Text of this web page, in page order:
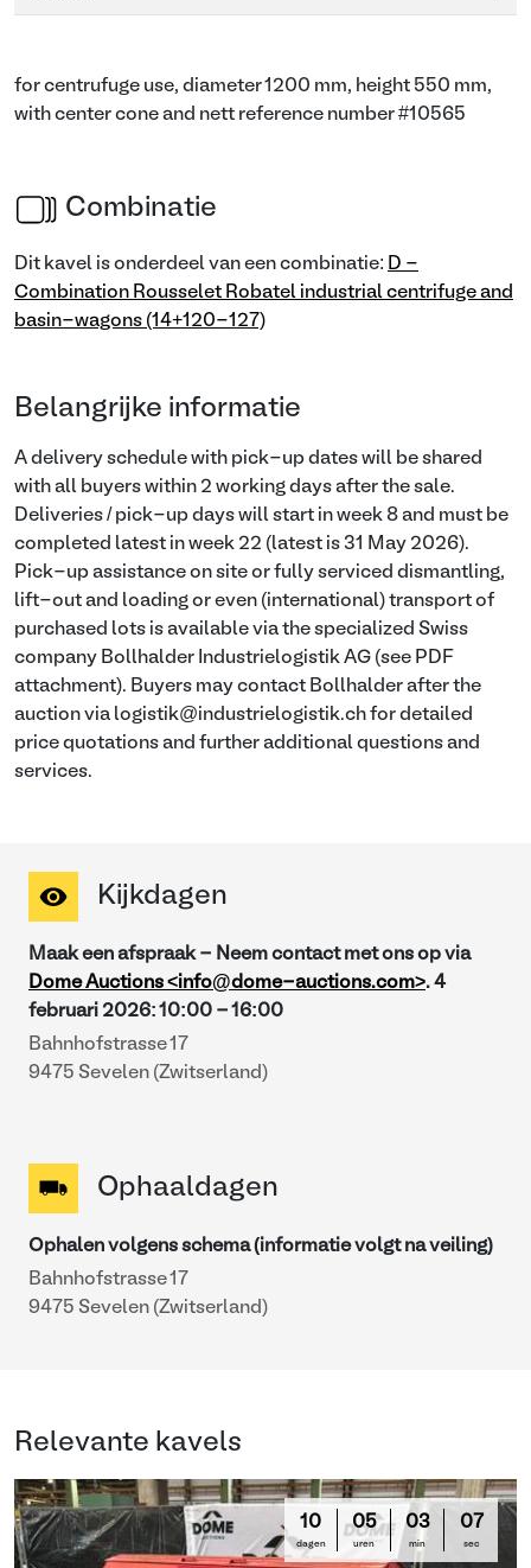
for centrufuge use, diameter 1200 mm, height 550 mm,
with center cone and nett reference number #10565
Combinatie
Dit kavel is onderdeel van een combinatie: D -
Combination Rousselet Robatel industrial centrifuge and
basin-wagons (14+120-127)
Belangrijke informatie
A delivery schedule with pick-up dates will be shared
with all buyers within 2 working days after the sale.
Deliveries / pick-up days will start in week 8 and must be
completed latest in week 22 (latest is 31 May 2026).
Pick-up assistance on site or fully serviced dismantling,
lift-out and loading or even (international) transport of
purchased lots is available via the specialized Swiss
company Bollhalder Industrielogistik AG (see PDF
attachment). Buyers may contact Bollhalder after the
auction via logistik@industrielogistik.ch for detailed
price quotations and further additional questions and
services.
Kijkdagen
Maak een afspraak - Neem contact met ons op via
Dome Auctions <info@dome-auctions.com>. 4
februari 2026: 10:00 - 16:00
Bahnhofstrasse 17
9475 Sevelen (Zwitserland)
Ophaaldagen
Ophalen volgens schema (informatie volgt na veiling)
Bahnhofstrasse 17
9475 Sevelen (Zwitserland)
Relevante kavels
10
dagen
05
uren
03
min
06
sec